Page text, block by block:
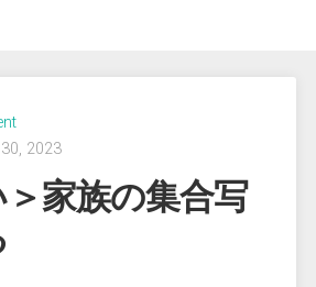
2023
＞家族の集合写